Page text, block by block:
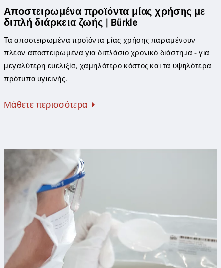
Αποστειρωμένα προϊόντα μίας χρήσης με
διπλή διάρκεια ζωής | Bürkle
Τα αποστειρωμένα προϊόντα μίας χρήσης παραμένουν
πλέον αποστειρωμένα για διπλάσιο χρονικό διάστημα - για
μεγαλύτερη ευελιξία, χαμηλότερο κόστος και τα υψηλότερα
πρότυπα υγιεινής.
Μάθετε περισσότερα